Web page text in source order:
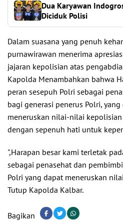
Dua Karyawan
Diciduk Polisi
Dalam suasana yang penuh
purnawirawan menerima
jajaran kepolisian atas
Kapolda Menambahkan bahwa
peran sesepuh Polri sebagai
bagi generasi penerus Polri,
meneruskan nilai-nilai
dengan sepenuh hati untuk
",Harapan besar kami terletak
sebagai penasehat dan
Polri yang dapat meneruskan
Tutup Kapolda Kalbar.
Bagikan